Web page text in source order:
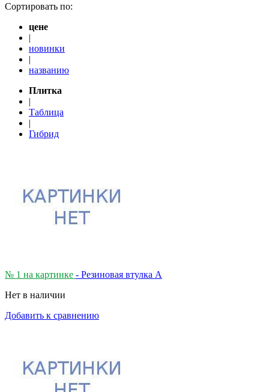
Сортировать по:
цене
|
новинки
|
названию
Плитка
|
Таблица
|
Гибрид
№ 1 на картинке - Резиновая втулка A
Нет в наличии
Добавить к сравнению